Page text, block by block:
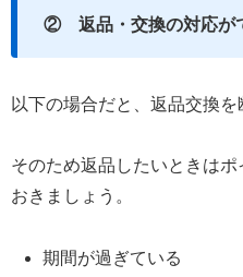
② 返品・交換の対応が
以下の場合だと、返品交換を
そのため返品したいときは
おきましょう。
期間が過ぎている